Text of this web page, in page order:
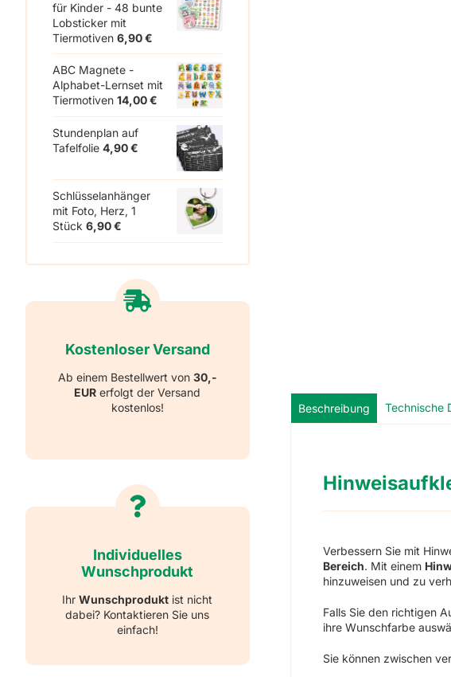
Beschreibung Technische
Verbessern Sie mit
Bereich. Mit einem
hinzuweisen und zu
Falls Sie den richtigen
ihre Wunschfarbe
Sie können zwischen
für Kinder - 48 bunte
Lobsticker mit
Tiermotiven 6,90€
ABC Magnete -
Alphabet-Lernset mit
Tiermotiven 14,00€
Stundenplan auf
Tafelfolie 4,90€
Schlüsselanhänger
mit Foto, Herz, 1
Stück 6,90€
Kostenloser Versand
Ab einem Bestellwert von 30,-
EUR erfolgt der Versand
kostenlos!
Individuelles
Wunschprodukt
IhrWunschprodukt ist nicht
dabei? Kontaktieren Sie uns
einfach!